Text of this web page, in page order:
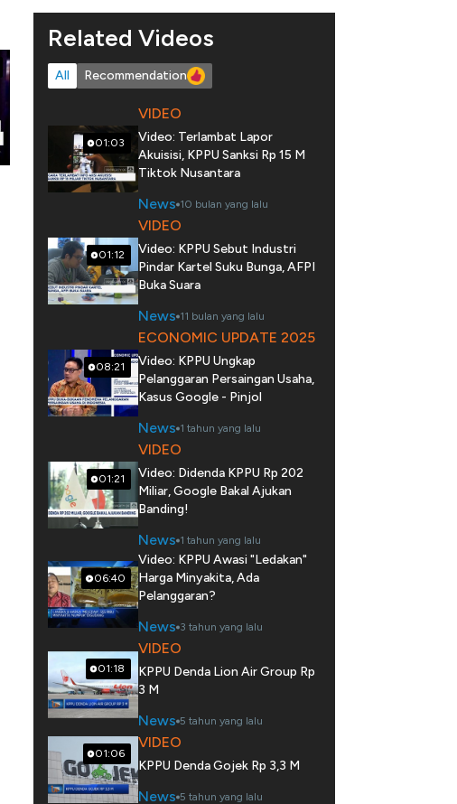
Related Videos
All Recommendation
01:03
VIDEO
Video: Terlambat Lapor
Akuisisi, KPPU Sanksi Rp 15 M
Tiktok Nusantara
News 10 bulan yang lalu
01:12
VIDEO
Video: KPPU Sebut Industri
Pindar Kartel Suku Bunga, AFPI
Buka Suara
News 11 bulan yang lalu
08:21
ECONOMIC UPDATE 2025
Video: KPPU Ungkap
Pelanggaran Persaingan Usaha,
Kasus Google - Pinjol
News 1 tahun yang lalu
01:21
VIDEO
Video: Didenda KPPU Rp 202
Miliar, Google Bakal Ajukan
Banding!
News 1 tahun yang lalu
06:40
Video: KPPU Awasi "Ledakan"
Harga Minyakita, Ada
Pelanggaran?
News 3 tahun yang lalu
01:18
VIDEO
KPPU Denda Lion Air Group Rp
3 M
News 5 tahun yang lalu
01:06
VIDEO
KPPU Denda Gojek Rp 3,3 M
News 5 tahun yang lalu